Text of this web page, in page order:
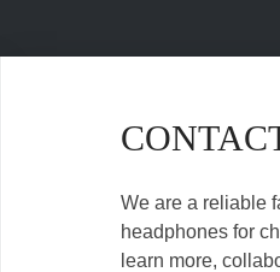
We are a reliable
headphones for
learn more,